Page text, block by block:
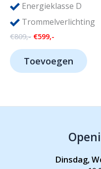
Energieklasse D
Trommelverlichting
€809,- Oorspronkelijke
€809,-.
€599,-
€599,-.
Toevoegen
Dinsdag,